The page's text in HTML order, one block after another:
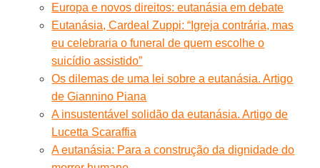
Europa e novos direitos: eutanásia em debate
Eutanásia, Cardeal Zuppi: “Igreja contrária, mas
eu celebraria o funeral de quem escolhe o
suicídio assistido”
Os dilemas de uma lei sobre a eutanásia. Artigo
de Giannino Piana
A insustentável solidão da eutanásia. Artigo de
Lucetta Scaraffia
A eutanásia: Para a construção da dignidade do